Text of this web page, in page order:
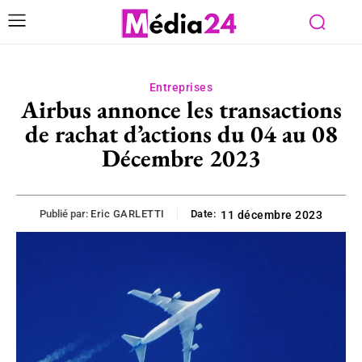
Entreprises
Airbus annonce les transactions
de rachat d’actions du 04 au 08
Décembre 2023
Publié par: Eric GARLETTI Date: 11 décembre 2023